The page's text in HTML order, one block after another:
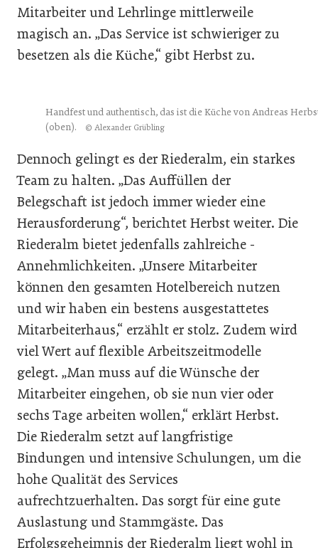
Mitarbeiter und Lehrlinge mittlerweile
magisch an. „Das Service ist schwieriger zu
besetzen als die Küche,“ gibt Herbst zu.
Handfest und authentisch, das ist die Küche von Andreas
(oben).
© Alexander Grübling
Dennoch gelingt es der Riederalm, ein starkes
Team zu halten. „Das Auffüllen der
Belegschaft ist jedoch immer wieder eine
Herausforderung“, berichtet Herbst weiter. Die
Riederalm bietet jedenfalls zahlreiche ­
Annehmlichkeiten. „Unsere Mitarbeiter
können den gesamten Hotelbereich nutzen
und wir haben ein bestens ausgestattetes
Mitarbeiterhaus,“ erzählt er stolz. Zudem wird
viel Wert auf flexible Arbeitszeitmodelle
gelegt. „Man muss auf die Wünsche der
Mitarbeiter eingehen, ob sie nun vier oder
sechs Tage arbeiten wollen,“ erklärt Herbst.
Die Riederalm setzt auf langfristige
Bindungen und intensive Schulungen, um die
hohe Qualität des Services
aufrechtzuerhalten. Das sorgt für eine gute
Auslastung und Stammgäste. Das
Erfolgsgeheimnis der Riederalm liegt wohl in